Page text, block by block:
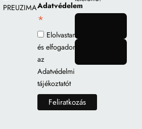
PREUZIMANJEAdatvédelem
*
Elolvastam
és elfogadom
az
Adatvédelmi
tájékoztatót